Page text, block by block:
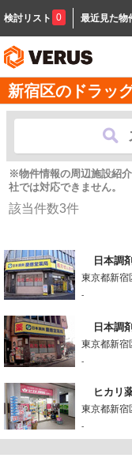
検討リスト 0 最近見た物
新宿区のドラッ
※物件情報の周辺施設紹
社では対応できません。
該当件数3件
日本調
東京都新宿
-
日本調
東京都新宿
-
ヒカリ
東京都新宿
-